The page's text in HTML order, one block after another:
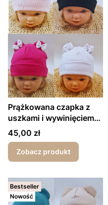
Prążkowana czapka z
uszkami i wywinięciem
kokardki
Cena
45,00 zł
Zobacz produkt
Bestseller
Nowość